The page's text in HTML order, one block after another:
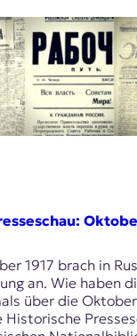
1917 brach in
an. Wie haben
über die